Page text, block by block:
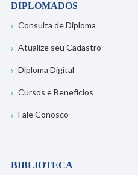
DIPLOMADOS
Consulta de Diploma
Atualize seu Cadastro
Diploma Digital
Cursos e Benefícios
Fale Conosco
BIBLIOTECA